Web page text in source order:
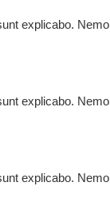
explicabo. Nemo
explicabo. Nemo
explicabo. Nemo